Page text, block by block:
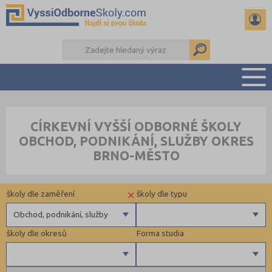
PŘÍPRAVA NA PŘIJÍMAČKY
KALENDÁŘ AKCÍ
DALŠÍ DRUHY ŠKOL
CÍRKEVNÍ VYŠŠÍ ODBORNÉ ŠKOLY
OBCHOD, PODNIKÁNÍ, SLUŽBY OKRES
BRNO-MĚSTO
Forma studia
školy dle okresů
školy dle typu
Soukromé
×
Obchod, podnikání, služby
školy dle zaměření
Zdravotnické